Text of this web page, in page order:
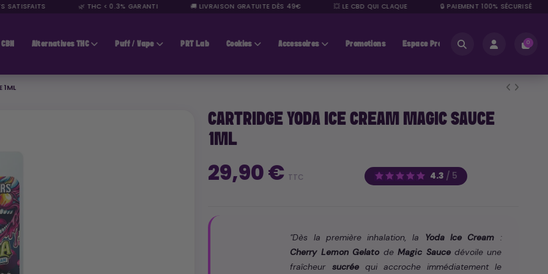
🌿 THC < 0.3% GARANTI 🚚 LIVRAISON GRATUITE DÈS 49€ 💥 LE CBD QUI CLAQUE 🔒 PAIEMENT 100% SÉCURISÉ
CBN Alternatives THC Puff / Vape PRT Lab Cookies Accessoires Promotions Espace Pros 0
1ML
CARTRIDGE YODA ICE CREAM MAGIC SAUCE
1ML
4.3 / 5
29,90 € TTC
"Dès la première inhalation, la Yoda Ice Cream :
Cherry Lemon GelatodeMagic Saucedévoile une
fraîcheur sucréequi accroche immédiatement le